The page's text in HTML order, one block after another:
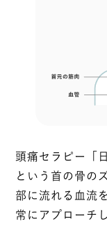
頭痛セラピー「
という首の骨の
部に流れる血流
常にアプローチ